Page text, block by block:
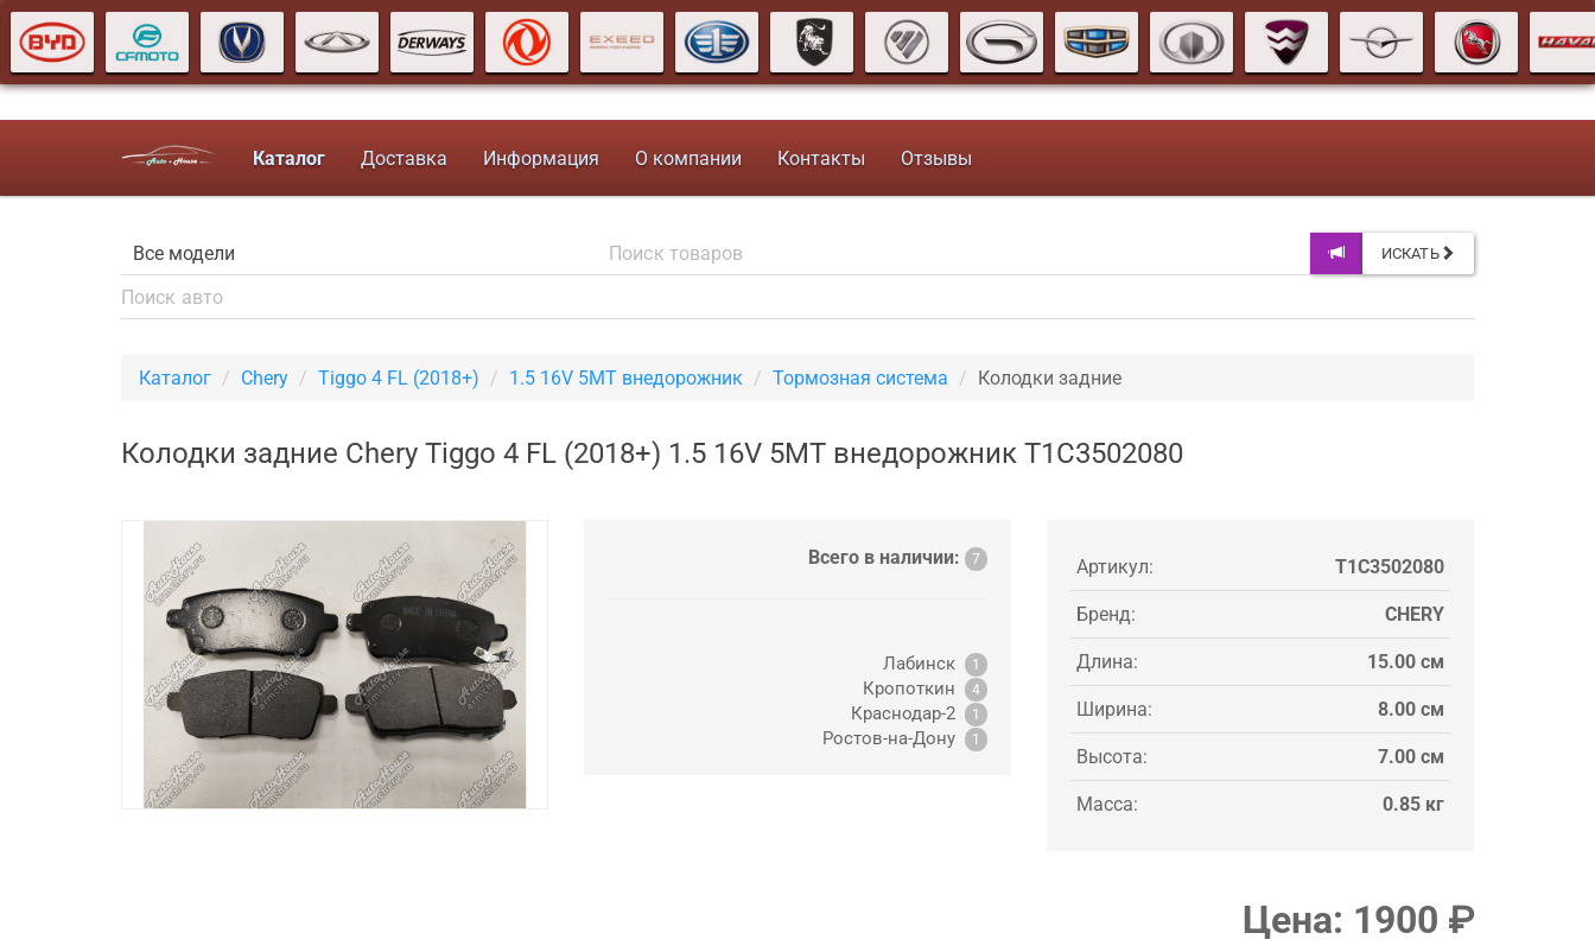
Каталог Доставка Информация О компании Контакты Отзывы
ИСКАТЬ
Каталог Chery Tiggo 4 FL (2018+) 1.5 16V 5MT внедорожник Тормозная система Колодки задние
Колодки задние Chery Tiggo 4 FL (2018+) 1.5 16V 5MT внедорожник T1C3502080
Всего в наличии: 7
Лабинск 1
Кропоткин 4
Краснодар-2 1
Ростов-на-Дону 1
Артикул: T1C3502080
Бренд: CHERY
Длина: 15.00 см
Ширина: 8.00 см
Высота: 7.00 см
Масса: 0.85 кг
Цена: 1900 ₽